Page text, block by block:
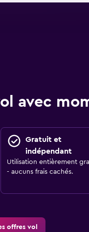
avec
Gratuit et
indépendant
Utilisation entièrement
- aucuns frais cachés.
offres vol